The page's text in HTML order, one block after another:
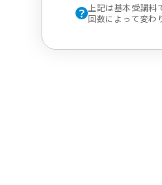
上記は基本受講
回数によって変わ